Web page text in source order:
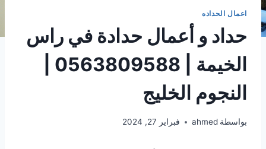
اعمال الحداده
حداد و أعمال حدادة في راس
النجوم الخليج
بواسطة ahmed فبراير 27, 2024